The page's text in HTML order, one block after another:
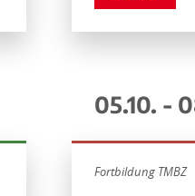
05.10. -
Fortbildung TMBZ